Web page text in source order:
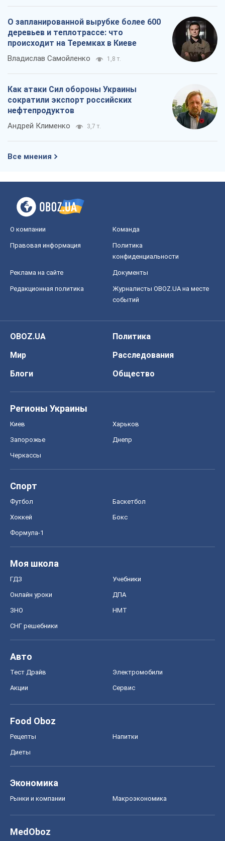
О запланированной вырубке более 600
деревьев и теплотрассе: что
происходит на Теремках в Киеве
Владислав Самойленко 1,8 т.
Как атаки Сил обороны Украины
сократили экспорт российских
нефтепродуктов
Андрей Клименко 3,7 т.
Все мнения
О компании Команда
Правовая информация
Политика
конфиденциальности
Реклама на сайте Документы
Редакционная политика
Журналисты OBOZ.UA на месте
событий
OBOZ.UA
Политика
Мир
Расследования
Блоги
Общество
Регионы Украины
Киев Харьков
Запорожье Днепр
Черкассы
Спорт
Футбол Баскетбол
Хоккей Бокс
Формула-1
Моя школа
ГДЗ Учебники
Онлайн уроки ДПА
ЗНО НМТ
СНГ решебники
Авто
Тест Драйв Электромобили
Акции Сервис
Food Oboz
Рецепты Напитки
Диеты
Экономика
Рынки и компании Mакроэкономика
MedOboz